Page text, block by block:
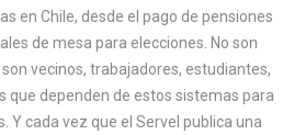
l
a
n
c
a
en Chile, desde el pago de pensiones
de mesa para elecciones. No son
vecinos, trabajadores, estudiantes,
que dependen de estos sistemas para
Y cada vez que el Servel publica una